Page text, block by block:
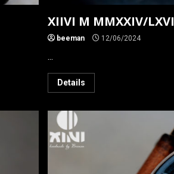
XIIVI M MMXXIV/LXVI
beeman 12/06/2024
...
Details